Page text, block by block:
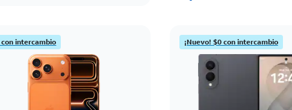
con intercambio ¡Nuevo! $0 con intercambio